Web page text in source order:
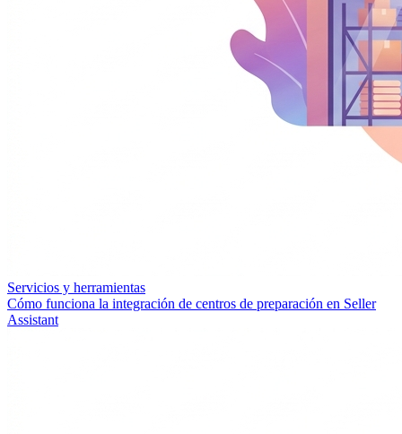
Servicios y herramientas
Cómo funciona la integración de centros de preparación en Seller
Assistant